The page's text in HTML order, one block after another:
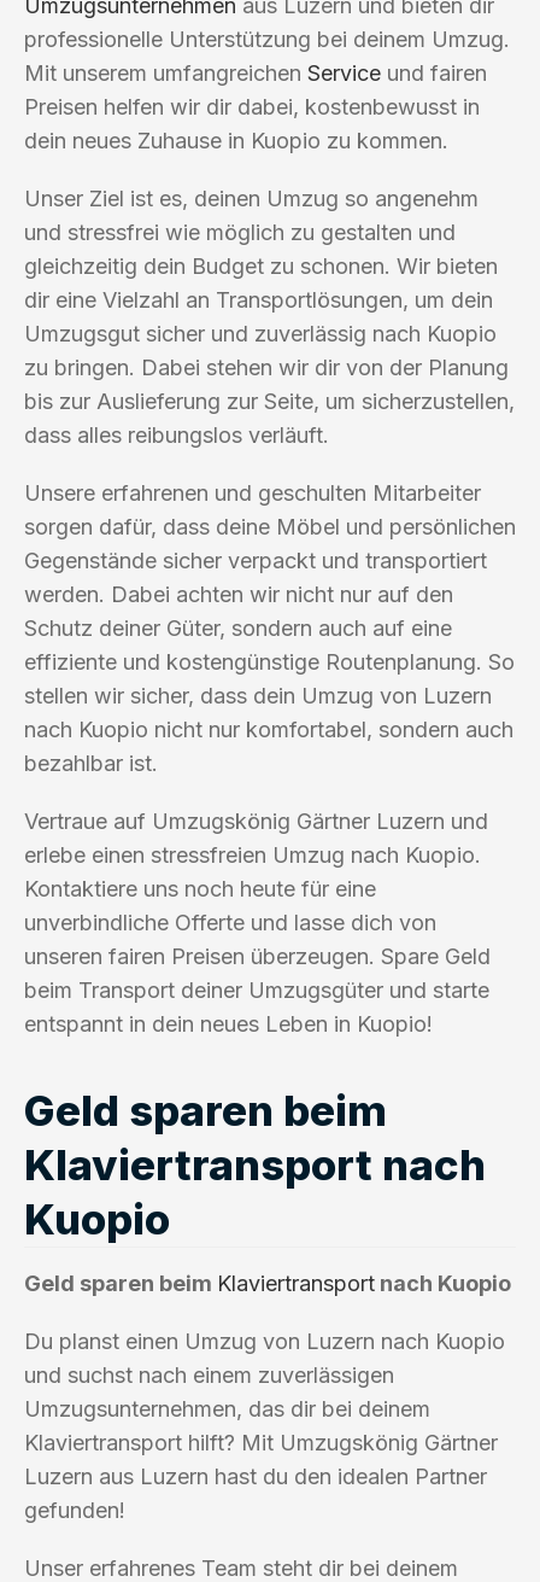
Umzugsunternehmen aus Luzern und bieten dir
professionelle Unterstützung bei deinem Umzug.
Mit unserem umfangreichen Service und fairen
Preisen helfen wir dir dabei, kostenbewusst in
dein neues Zuhause in Kuopio zu kommen.
Unser Ziel ist es, deinen Umzug so angenehm
und stressfrei wie möglich zu gestalten und
gleichzeitig dein Budget zu schonen. Wir bieten
dir eine Vielzahl an Transportlösungen, um dein
Umzugsgut sicher und zuverlässig nach Kuopio
zu bringen. Dabei stehen wir dir von der Planung
bis zur Auslieferung zur Seite, um sicherzustellen,
dass alles reibungslos verläuft.
Unsere erfahrenen und geschulten Mitarbeiter
sorgen dafür, dass deine Möbel und persönlichen
Gegenstände sicher verpackt und transportiert
werden. Dabei achten wir nicht nur auf den
Schutz deiner Güter, sondern auch auf eine
effiziente und kostengünstige Routenplanung. So
stellen wir sicher, dass dein Umzug von Luzern
nach Kuopio nicht nur komfortabel, sondern auch
bezahlbar ist.
Vertraue auf Umzugskönig Gärtner Luzern und
erlebe einen stressfreien Umzug nach Kuopio.
Kontaktiere uns noch heute für eine
unverbindliche Offerte und lasse dich von
unseren fairen Preisen überzeugen. Spare Geld
beim Transport deiner Umzugsgüter und starte
entspannt in dein neues Leben in Kuopio!
Geld sparen beim
Klaviertransport nach
Kuopio
Geld sparen beim Klaviertransport nach Kuopio
Du planst einen Umzug von Luzern nach Kuopio
und suchst nach einem zuverlässigen
Umzugsunternehmen, das dir bei deinem
Klaviertransport hilft? Mit Umzugskönig Gärtner
Luzern aus Luzern hast du den idealen Partner
gefunden!
Unser erfahrenes Team steht dir bei deinem